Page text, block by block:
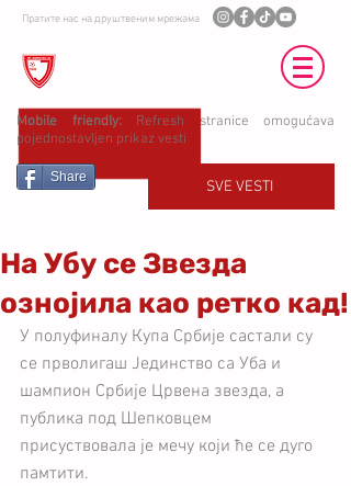
Пратите нас на друштвеним мрежама
Mobile friendly: Refresh stranice omogućava
pojednostavljen prikaz vesti
Share
SVE VESTI
На Убу се Звезда
ознојила као ретко кад!
У полуфиналу Купа Србије састали су
се прволигаш Јединство са Уба и
шампион Србије Црвена звезда, а
публика под Шепковцем
присуствовала је мечу који ће се дуго
памтити.